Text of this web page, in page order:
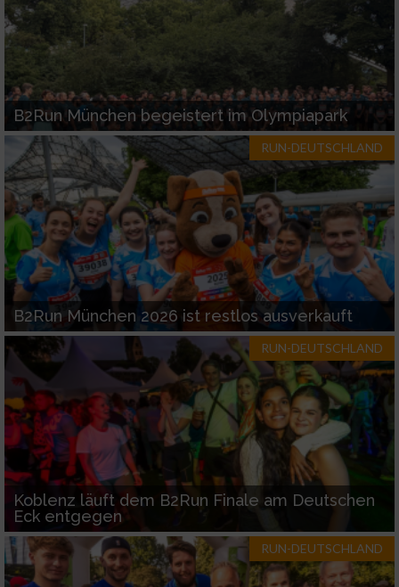
B2Run München begeistert im Olympiapark
RUN-DEUTSCHLAND
B2Run München 2026 ist restlos ausverkauft
RUN-DEUTSCHLAND
Koblenz läuft dem B2Run Finale am Deutschen
Eck entgegen
RUN-DEUTSCHLAND